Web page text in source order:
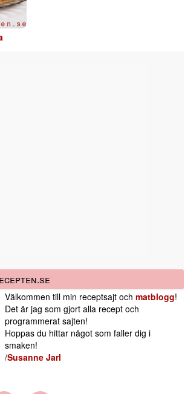
Välkommen till min receptsajt och matblogg!
Det är jag som gjort alla recept och
programmerat sajten!
Hoppas du hittar något som faller dig i
smaken!
/Susanne Jarl